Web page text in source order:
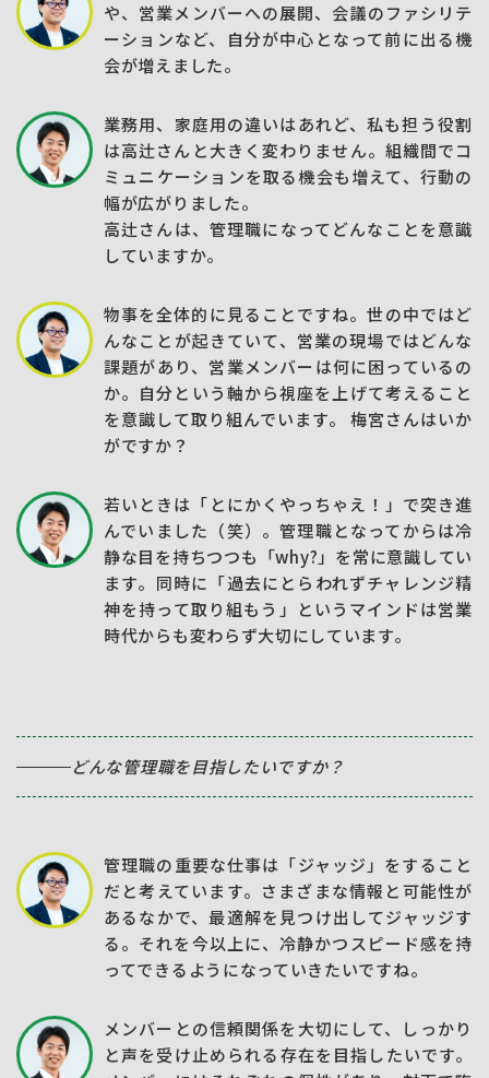
や、営業メンバーへの展開、会議のファシリテ
ーションなど、自分が中心となって前に出る機
会が増えました。
業務用、家庭用の違いはあれど、私も担う役割
は高辻さんと大きく変わりません。組織間でコ
ミュニケーションを取る機会も増えて、行動の
幅が広がりました。
高辻さんは、管理職になってどんなことを意識
していますか。
物事を全体的に見ることですね。世の中ではど
んなことが起きていて、営業の現場ではどんな
課題があり、営業メンバーは何に困っているの
か。自分という軸から視座を上げて考えること
を意識して取り組んでいます。 梅宮さんはいか
がですか？
若いときは「とにかくやっちゃえ！」で突き進
んでいました（笑）。管理職となってからは冷
静な目を持ちつつも「why?」を常に意識してい
ます。同時に「過去にとらわれずチャレンジ精
神を持って取り組もう」というマインドは営業
時代からも変わらず大切にしています。
どんな管理職を目指したいですか？
管理職の重要な仕事は「ジャッジ」をすること
だと考えています。さまざまな情報と可能性が
あるなかで、最適解を見つけ出してジャッジす
る。それを今以上に、冷静かつスピード感を持
ってできるようになっていきたいですね。
メンバーとの信頼関係を大切にして、しっかり
と声を受け止められる存在を目指したいです。